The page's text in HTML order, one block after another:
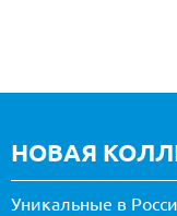
НОВАЯ
Уникальные в